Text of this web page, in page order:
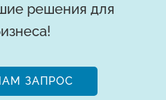
решения для
ЗАПРОС